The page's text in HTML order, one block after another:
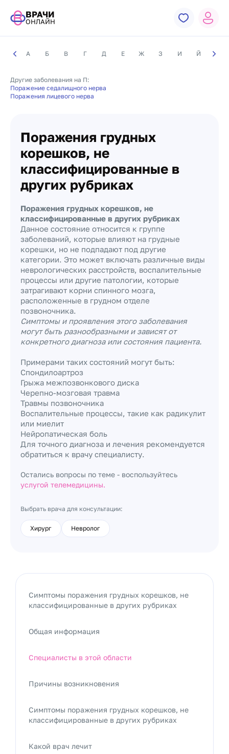
ВРАЧИ
ОНЛАЙН
А Б В Г Д Е Ж З И Й К
Другие заболевания на П:
Поражение седалищного нерва
Поражения лицевого нерва
Поражения грудных
корешков, не
классифицированные в
других рубриках
Поражения грудных корешков, не
классифицированные в других рубриках
Данное состояние относится к группе
заболеваний, которые влияют на грудные
корешки, но не подпадают под другие
категории. Это может включать различные виды
неврологических расстройств, воспалительные
процессы или другие патологии, которые
затрагивают корни спинного мозга,
расположенные в грудном отделе
позвоночника.
Симптомы и проявления этого заболевания
могут быть разнообразными и зависят от
конкретного диагноза или состояния пациента.
Примерами таких состояний могут быть:
Спондилоартроз
Грыжа межпозвонкового диска
Черепно-мозговая травма
Травмы позвоночника
Воспалительные процессы, такие как радикулит
или миелит
Нейропатическая боль
Для точного диагноза и лечения рекомендуется
обратиться к врачу специалисту.
Остались вопросы по теме - воспользуйтесь
услугой телемедицины.
Выбрать врача для консультации:
Хирург Невролог
Симптомы поражения грудных корешков, не
классифицированные в других рубриках
Общая информация
Специалисты в этой области
Причины возникновения
Симптомы поражения грудных корешков, не
классифицированные в других рубриках
Какой врач лечит